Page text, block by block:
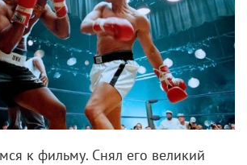
к фильму. Снял его великий